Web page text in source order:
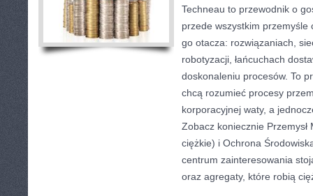
Techneau to przewodnik o
przede wszystkim
go otacza: rozwiązaniach,
robotyzacji, łańcuchach
doskonaleniu procesów. To
chcą rozumieć procesy
korporacyjnej waty, a
Zobacz koniecznie
ciężkie) i Ochrona
centrum zainteresowania
oraz agregaty, które robią